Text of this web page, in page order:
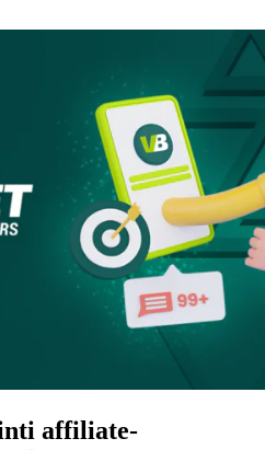
affiliate-